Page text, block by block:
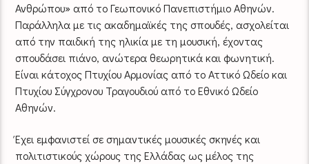
Ανθρώπου» από το Γεωπονικό Πανεπιστήμιο Αθηνών.
Παράλληλα με τις ακαδημαϊκές της σπουδές, ασχολείται
από την παιδική της ηλικία με τη μουσική, έχοντας
σπουδάσει πιάνο, ανώτερα θεωρητικά και φωνητική.
Είναι κάτοχος Πτυχίου Αρμονίας από το Αττικό Ωδείο και
Πτυχίου Σύγχρονου Τραγουδιού από το Εθνικό Ωδείο
Αθηνών.
Έχει εμφανιστεί σε σημαντικές μουσικές σκηνές και
πολιτιστικούς χώρους της Ελλάδας ως μέλος της